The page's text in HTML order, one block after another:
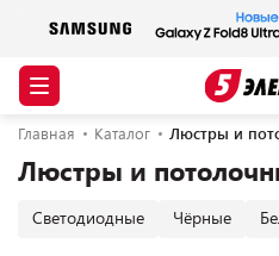
Главная Каталог Люстры и
Люстры и
Светодиодные Чёрные